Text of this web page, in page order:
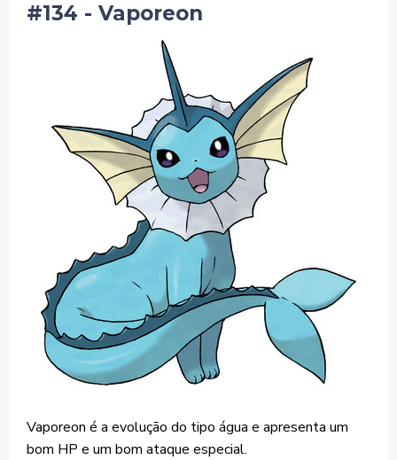
#134 - Vaporeon
Vaporeon é a evolução do tipo água e apresenta um
bom HP e um bom ataque especial.